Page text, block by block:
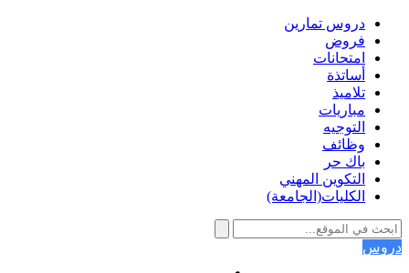
دروس تمارين
فروض
امتحانات
أساتذة
تلاميذ
مباريات
التوجيه
وظائف
باك حر
التكوين المهني
الكليات(الجامعة)
دروس